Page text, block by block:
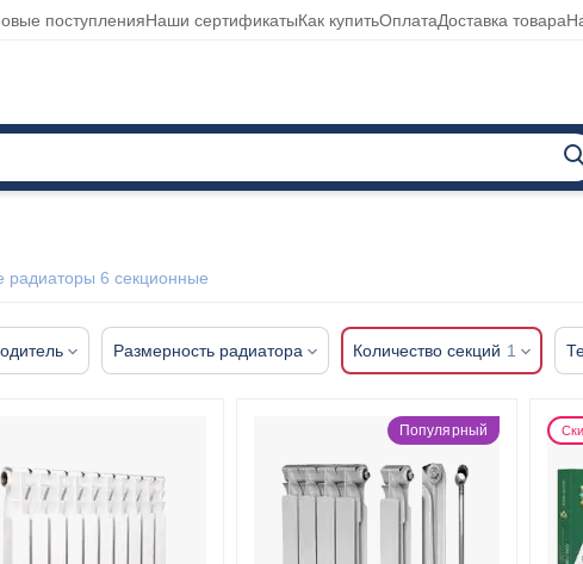
поступленияНаши сертификатыКак купитьОплатаДоставка товара
радиаторы 6 секционные
Размерность радиатора Количество секций 1
Популярный